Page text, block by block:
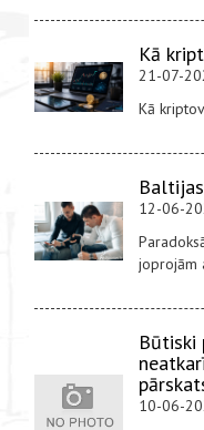
Kā
21-07-
Kā
12-06-
joprojām
Būtiski
10-06-